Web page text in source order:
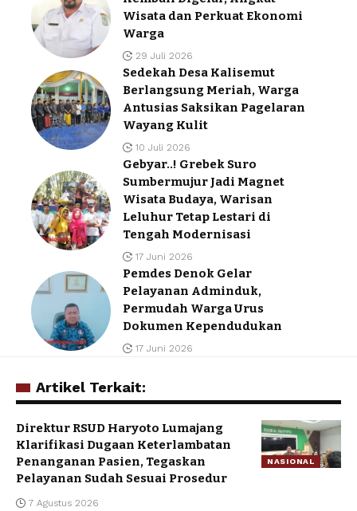
Wisata dan Perkuat Ekonomi
Warga
29 Juli 2026
Sedekah Desa Kalisemut
Berlangsung Meriah, Warga
Antusias Saksikan Pagelaran
Wayang Kulit
10 Juli 2026
Gebyar..! Grebek Suro
Sumbermujur Jadi Magnet
Wisata Budaya, Warisan
Leluhur Tetap Lestari di
Tengah Modernisasi
17 Juni 2026
Pemdes Denok Gelar
Pelayanan Adminduk,
Permudah Warga Urus
Dokumen Kependudukan
17 Juni 2026
Artikel Terkait:
NASIONAL
Direktur RSUD Haryoto Lumajang
Klarifikasi Dugaan Keterlambatan
Penanganan Pasien, Tegaskan
Pelayanan Sudah Sesuai Prosedur
7 Agustus 2026